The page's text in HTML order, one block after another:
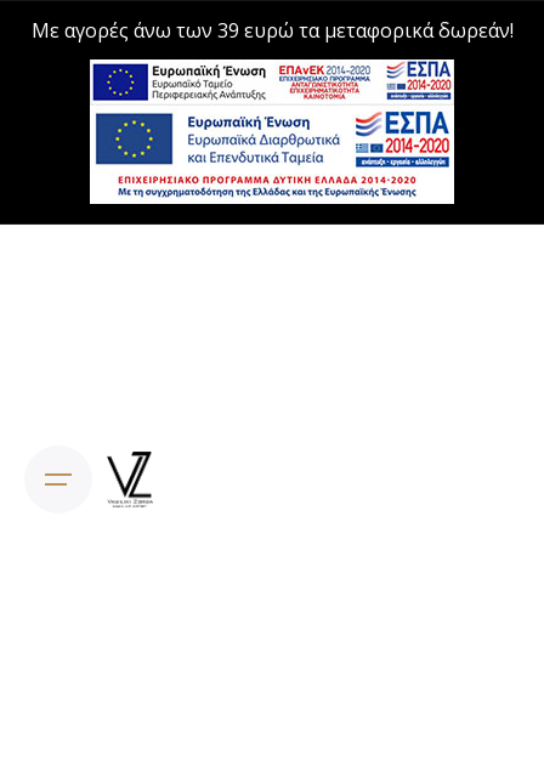
Με αγορές άνω των 39 ευρώ τα μεταφορικά δωρεάν!